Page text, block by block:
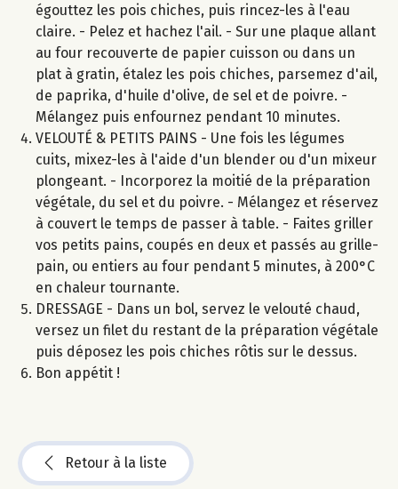
égouttez les pois chiches, puis rincez-les à l'eau
claire. - Pelez et hachez l'ail. - Sur une plaque allant
au four recouverte de papier cuisson ou dans un
plat à gratin, étalez les pois chiches, parsemez d'ail,
de paprika, d'huile d'olive, de sel et de poivre. -
Mélangez puis enfournez pendant 10 minutes.
VELOUTÉ & PETITS PAINS - Une fois les légumes
cuits, mixez-les à l'aide d'un blender ou d'un mixeur
plongeant. - Incorporez la moitié de la préparation
végétale, du sel et du poivre. - Mélangez et réservez
à couvert le temps de passer à table. - Faites griller
vos petits pains, coupés en deux et passés au grille-
pain, ou entiers au four pendant 5 minutes, à 200°C
en chaleur tournante.
DRESSAGE - Dans un bol, servez le velouté chaud,
versez un filet du restant de la préparation végétale
puis déposez les pois chiches rôtis sur le dessus.
Bon appétit !
Retour à la liste